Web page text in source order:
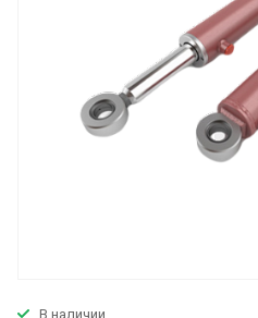
В наличии